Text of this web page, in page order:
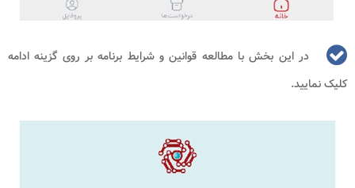
در این بخش با مطالعه قوانین و شرایط برنامه بر روی گزینه ادامه
کلیک نمایید.